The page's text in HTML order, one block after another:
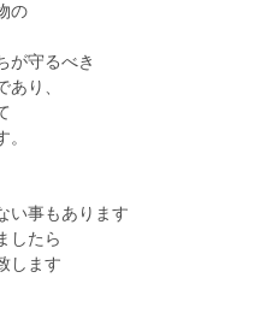
の
が守るべき
り、
い事もあります
したら
します